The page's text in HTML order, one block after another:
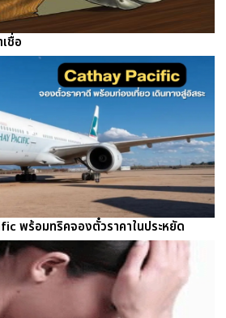
ชื่อ
พร้อมทริคจองตั๋วราคาในประหยัด